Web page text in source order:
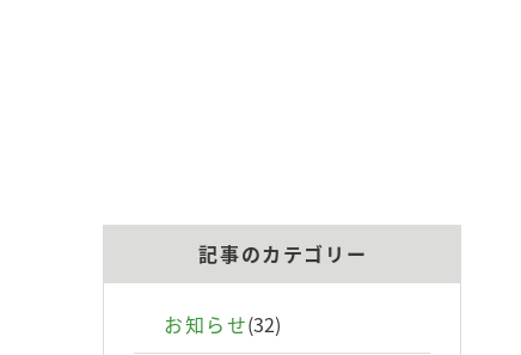
記事のカテゴリー
お知らせ(32)